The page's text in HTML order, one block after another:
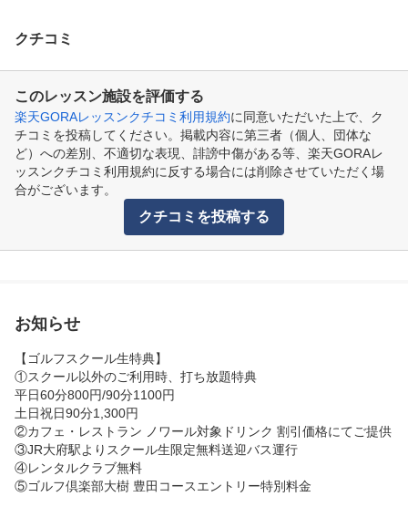
クチコミ
このレッスン施設を評価する
楽天GORAレッスンクチコミ利用規約に同意いただいた上で、ク
チコミを投稿してください。掲載内容に第三者（個人、団体な
ど）への差別、不適切な表現、誹謗中傷がある等、楽天GORAレ
ッスンクチコミ利用規約に反する場合には削除させていただく場
合がございます。
クチコミを投稿する
お知らせ
【ゴルフスクール生特典】
①スクール以外のご利用時、打ち放題特典
平日60分800円/90分1100円
土日祝日90分1,300円
②カフェ・レストラン ノワール対象ドリンク 割引価格にてご提供
③JR大府駅よりスクール生限定無料送迎バス運行
④レンタルクラブ無料
⑤ゴルフ倶楽部大樹 豊田コースエントリー特別料金